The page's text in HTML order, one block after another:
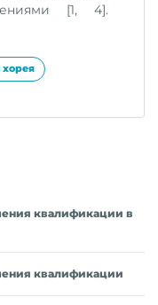
[1, 4].
хорея
квалификации в
квалификации